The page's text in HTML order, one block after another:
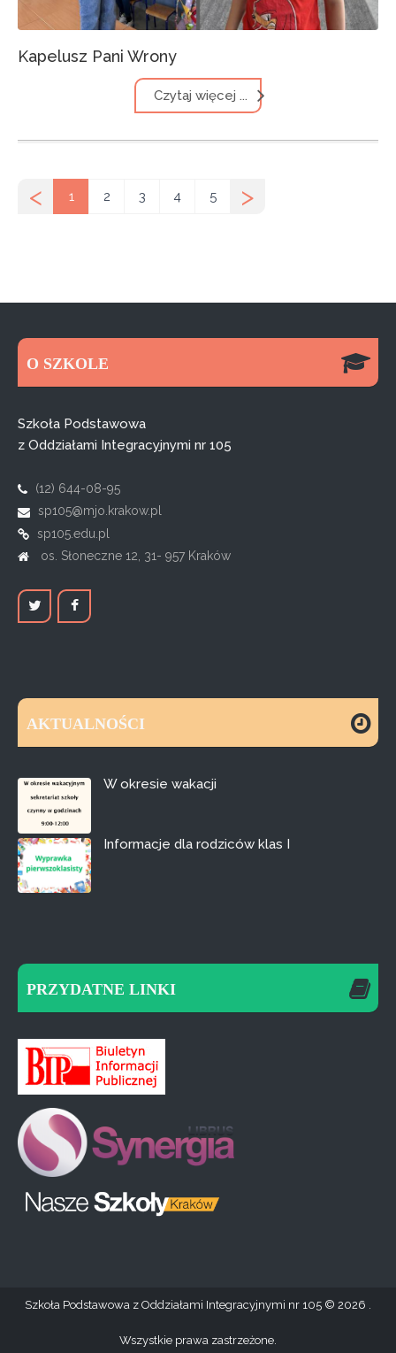
Kapelusz Pani Wrony
Czytaj więcej ...
< 1 2 3 4 5 >
O SZKOLE
Szkoła Podstawowa
z Oddziałami Integracyjnymi nr 105
(12) 644-08-95
sp105@mjo.krakow.pl
sp105.edu.pl
os. Słoneczne 12, 31- 957 Kraków
AKTUALNOŚCI
W okresie wakacji
Informacje dla rodziców klas I
PRZYDATNE LINKI
Szkoła Podstawowa z Oddziałami Integracyjnymi nr 105 2026 .
Wszystkie prawa zastrzeżone.